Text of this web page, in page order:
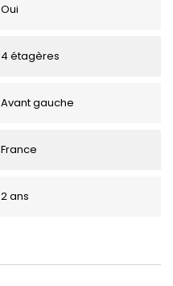
Oui
4 étagères
Avant gauche
France
2 ans